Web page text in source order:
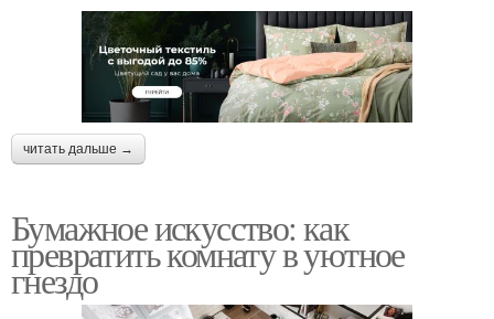
читать дальше →
Бумажное искусство: как
превратить комнату в уютное
гнездо